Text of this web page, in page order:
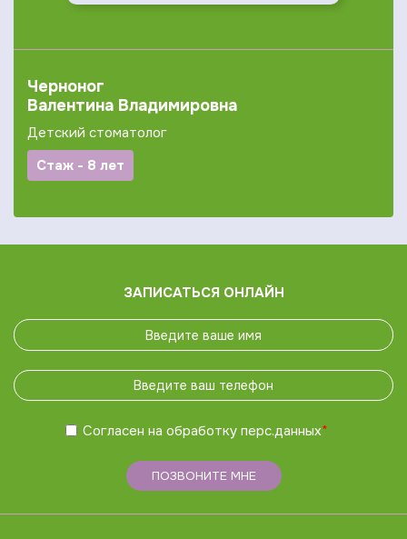
Черноног
Валентина Владимировна
Детский стоматолог
Стаж - 8 лет
ЗАПИСАТЬСЯ ОНЛАЙН
Согласен на обработку перс.данных*
ПОЗВОНИТЕ МНЕ